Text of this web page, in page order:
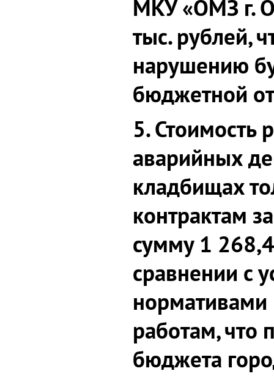
МКУ «ОМЗ г.
тыс. рублей,
нарушению
бюджетной
5. Стоимость
аварийных
кладбищах
контрактам
сумму 1
сравнении с
работам, что
бюджета